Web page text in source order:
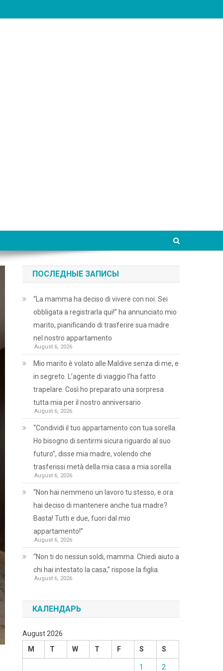
ПОСЛЕДНЫЕ ЗАПИСЫ
“La mamma ha deciso di vivere con noi. Sei
obbligata a registrarla qui!” ha annunciato mio
marito, pianificando di trasferire sua madre
nel nostro appartamento
August 6, 2026
Mio marito è volato alle Maldive senza di me, e
in segreto. L’agente di viaggio l’ha fatto
trapelare. Così ho preparato una sorpresa
tutta mia per il nostro anniversario
August 6, 2026
“Condividi il tuo appartamento con tua sorella.
Ho bisogno di sentirmi sicura riguardo al suo
futuro”, disse mia madre, volendo che
trasferissi metà della mia casa a mia sorella.
August 6, 2026
“Non hai nemmeno un lavoro tu stesso, e ora
hai deciso di mantenere anche tua madre?
Basta! Tutti e due, fuori dal mio
appartamento!”
August 6, 2026
“Non ti do nessun soldi, mamma. Chiedi aiuto a
chi hai intestato la casa,” rispose la figlia.
August 6, 2026
КАЛЕНДАРЬ
August 2026
M
T W T F S S
1 2